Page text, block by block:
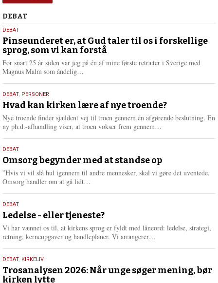
Debat
DEBAT
5.
august
2026
DEBAT
Pinseunderet er, at Gud taler til os i forskellige
sprog, som vi kan forstå
For snart 25 år siden var jeg på én af mine første retræter i Sverige med
Magnus Malm som åndelig…
e
r
e
25.
juli
2026
DEBAT, PERSONER
Hvad kan kirken lære af nye troende?
Nye troende finder sjældent vej til troen gennem én afgørende beslutning. En
ny ph.d.-afhandling viser, at troen vokser frem gennem…
e
r
e
9.
juli
2026
DEBAT
Omsorg begynder med at standse op
”Hvis vi vil slå hul igennem til andre mennesker, skal vi gøre det uventede.
Omsorg handler om at gå lidt…
e
r
e
10.
juni
2026
DEBAT
Ledelse - eller tjeneste?
Vi har vænnet os til, at kirkens sprog er fyldt med låneord: ledelse, strategi,
retning, kerneopgaver og handleplaner. Vi arrangerer…
e
2.
juni
DEBAT, KIRKELIV
Trosanalysen 2026: Når unge søger mening, bør
kirken lytte